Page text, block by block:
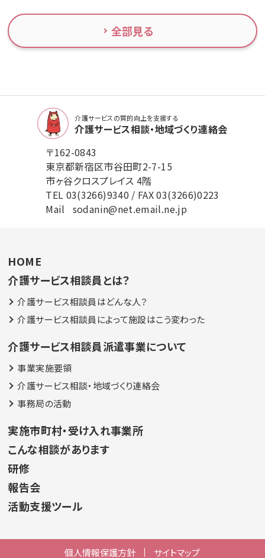
全部見る
介護サービスの質的向上を支援する
介護サービス相談・地域づくり連絡会
〒162-0843
東京都新宿区市谷田町2-7-15
市ヶ谷クロスプレイス 4階
TEL 03(3266)9340 / FAX 03(3266)0223
Mail sodanin@net.email.ne.jp
HOME
介護サービス相談員とは？
介護サービス相談員はどんな人？
介護サービス相談員によって施設はこう変わった
介護サービス相談員派遣事業について
事業実施要領
介護サービス相談・地域づくり連絡会
事務局の活動
実施市町村・受け入れ事業所
こんな相談があります
研修
報告会
活動支援ツール
個人情報保護方針 サイトマップ